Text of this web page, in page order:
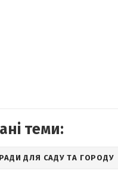
теми:
ДЛЯ САДУ ТА ГОРОДУ